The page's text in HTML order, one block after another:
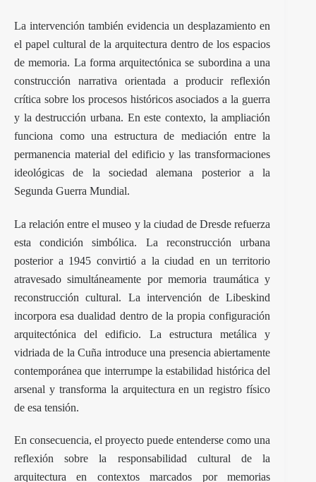
La intervención también evidencia un desplazamiento en
el papel cultural de la arquitectura dentro de los espacios
de memoria. La forma arquitectónica se subordina a una
construcción narrativa orientada a producir reflexión
crítica sobre los procesos históricos asociados a la guerra
y la destrucción urbana. En este contexto, la ampliación
funciona como una estructura de mediación entre la
permanencia material del edificio y las transformaciones
ideológicas de la sociedad alemana posterior a la
Segunda Guerra Mundial.
La relación entre el museo y la ciudad de Dresde refuerza
esta condición simbólica. La reconstrucción urbana
posterior a 1945 convirtió a la ciudad en un territorio
atravesado simultáneamente por memoria traumática y
reconstrucción cultural. La intervención de Libeskind
incorpora esa dualidad dentro de la propia configuración
arquitectónica del edificio. La estructura metálica y
vidriada de la Cuña introduce una presencia abiertamente
contemporánea que interrumpe la estabilidad histórica del
arsenal y transforma la arquitectura en un registro físico
de esa tensión.
En consecuencia, el proyecto puede entenderse como una
reflexión sobre la responsabilidad cultural de la
arquitectura en contextos marcados por memorias